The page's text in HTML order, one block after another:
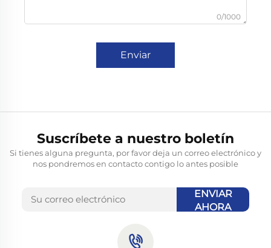
0/1000
Enviar
Suscríbete a nuestro boletín
Si tienes alguna pregunta, por favor deja un correo electrónico y
nos pondremos en contacto contigo lo antes posible
ENVIAR
AHORA